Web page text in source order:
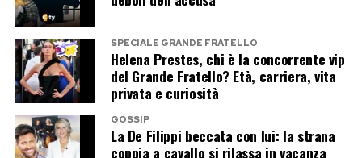
agosto, la Mercedes su cui viaggiavano si
schiantò nel Tunnel dell’Alma.
Dodi morì sul colpo. Diana venne trasportata
all’ospedale Pitié-Salpêtrière, dove morì nelle
prime ore del mattino.
Post Views: 184
SPECIALE GRANDE FRATELLO
Helena Prestes, chi è la concorrente vip
del Grande Fratello? Età, carriera, vita
privata e curiosità
GOSSIP
La De Filippi beccata con lui: la strana
coppia a cavallo si rilassa in vacanza